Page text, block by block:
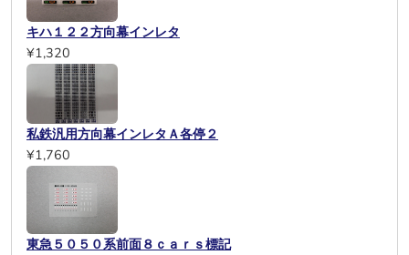
キハ１２２方向幕インレタ
¥1,320
私鉄汎用方向幕インレタＡ各停２
¥1,760
東急５０５０系前面８ｃａｒｓ標記